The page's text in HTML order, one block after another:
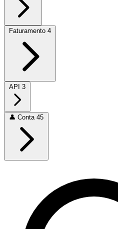
Faturamento 4
API 3
👤 Conta 45